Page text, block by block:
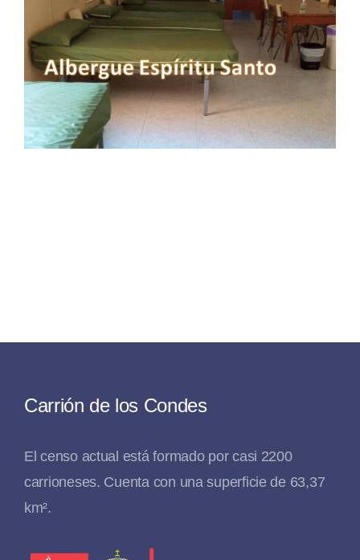
Carrión de los Condes
El censo actual está formado por casi 2200
carrioneses. Cuenta con una superficie de 63,37
km².